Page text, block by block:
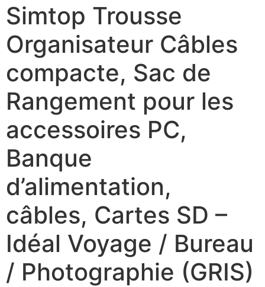
Simtop Trousse
Organisateur Câbles
compacte, Sac de
Rangement pour les
accessoires PC,
Banque
d’alimentation,
câbles, Cartes SD –
Idéal Voyage / Bureau
/ Photographie (GRIS)